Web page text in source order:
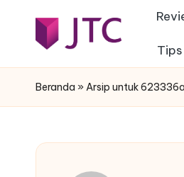
j
t
-
Interior
Rumah
Beranda » Arsip untuk